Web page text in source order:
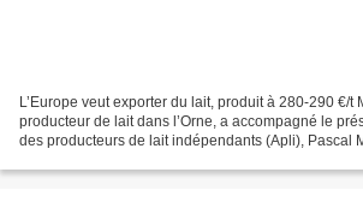
L’Europe veut exporter du lait, produit à 280-290 €/t
producteur de lait dans l’Orne, a accompagné le
des producteurs de lait indépendants (Apli), Pascal